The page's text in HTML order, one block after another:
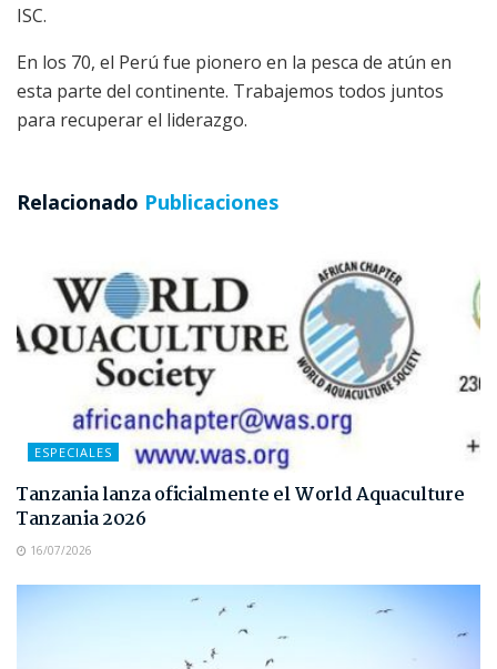
ISC.
En los 70, el Perú fue pionero en la pesca de atún en
esta parte del continente. Trabajemos todos juntos
para recuperar el liderazgo.
Relacionado Publicaciones
ESPECIALES
Tanzania lanza oficialmente el World Aquaculture
Tanzania 2026
16/07/2026